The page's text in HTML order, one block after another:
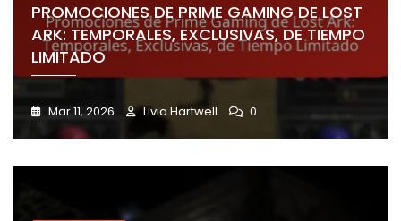
PROMOCIONES DE PRIME GAMING DE LOST
ARK: TEMPORALES, EXCLUSIVAS, DE TIEMPO
LIMITADO
Mar 11, 2026 Livia Hartwell 0